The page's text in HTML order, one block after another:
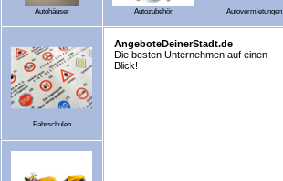
Autohäuser Autozubehör Autovermietungen
Fahrschulen
AngeboteDeinerStadt.de
Die besten Unternehmen auf einen
Blick!